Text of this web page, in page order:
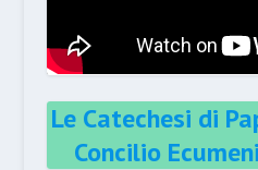
Le Catechesi di
Concilio